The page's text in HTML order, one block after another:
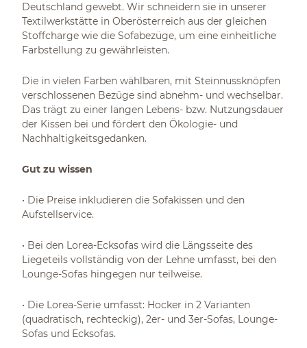
Deutschland gewebt. Wir schneidern sie in unserer
Textilwerkstätte in Oberösterreich aus der gleichen
Stoffcharge wie die Sofabezüge, um eine einheitliche
Farbstellung zu gewährleisten.
Die in vielen Farben wählbaren, mit Steinnussknöpfen
verschlossenen Bezüge sind abnehm- und wechselbar.
Das trägt zu einer langen Lebens- bzw. Nutzungsdauer
der Kissen bei und fördert den Ökologie- und
Nachhaltigkeitsgedanken.
Gut zu wissen
• Die Preise inkludieren die Sofakissen und den
Aufstellservice.
• Bei den Lorea-Ecksofas wird die Längsseite des
Liegeteils vollständig von der Lehne umfasst, bei den
Lounge-Sofas hingegen nur teilweise.
• Die Lorea-Serie umfasst: Hocker in 2 Varianten
(quadratisch, rechteckig), 2er- und 3er-Sofas, Lounge-
Sofas und Ecksofas.